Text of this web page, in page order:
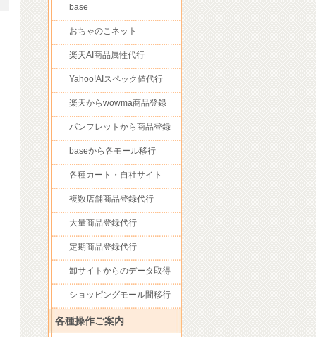
base
おちゃのこネット
楽天AI商品属性代行
Yahoo!AIスペック値代行
楽天からwowma商品登録
パンフレットから商品登録
baseから各モール移行
各種カート・自社サイト
複数店舗商品登録代行
大量商品登録代行
定期商品登録代行
卸サイトからのデータ取得
ショッピングモール間移行
各種操作ご案内